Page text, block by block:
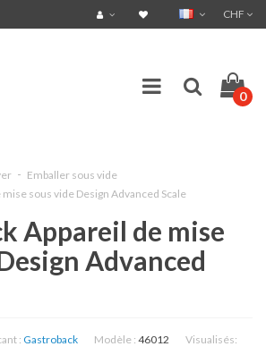
CHF
0
Emballer sous vide
sous vide Design Advanced Scale
Appareil de mise
Advanced
: Gastroback Modèle : 46012
Visualisés: